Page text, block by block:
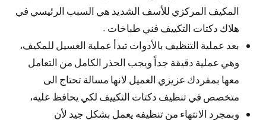
المكيف المركزي للأسف الشديد هي السبب الرئيسي في
هلاك دكتات التكييف فني طباخات .
بعد عملية التنظيف بالأدوات تبدأ عملية الغسيل للمكيف،
وهي عملية دقيقة جداً ويجب الحذر الكامل من التعامل
معها بمفردك عزيزي العميل لانها مسالة تحتاج الى
متخصص في تنظيف دكتات التكييف لكي يحافظ عليه،
وبمجرد الانتهاء من تنظيفه يعمل بشكل جيد لأن